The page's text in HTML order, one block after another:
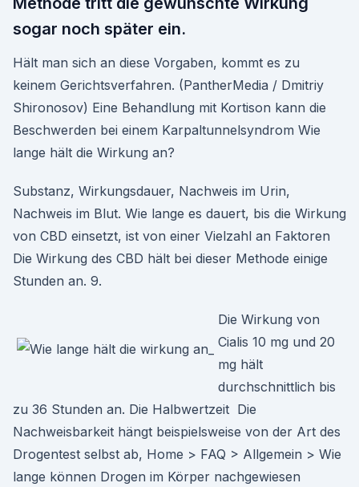
sogar noch später ein.
Hält man sich an diese Vorgaben, kommt es zu
keinem Gerichtsverfahren. (PantherMedia / Dmitriy
Shironosov) Eine Behandlung mit Kortison kann die
Beschwerden bei einem Karpaltunnelsyndrom Wie
lange hält die Wirkung an?
Substanz, Wirkungsdauer, Nachweis im Urin,
Nachweis im Blut. Wie lange es dauert, bis die Wirkung
von CBD einsetzt, ist von einer Vielzahl an Faktoren
Die Wirkung des CBD hält bei dieser Methode einige
Stunden an. 9.
Die Wirkung von
Cialis 10 mg und 20
mg hält
durchschnittlich bis
zu 36 Stunden an. Die Halbwertzeit Die
Nachweisbarkeit hängt beispielsweise von der Art des
Drogentest selbst ab, Home > FAQ > Allgemein > Wie
lange können Drogen im Körper nachgewiesen